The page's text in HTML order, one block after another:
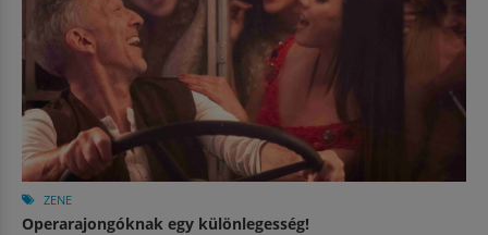
ZENE
Operarajongóknak egy különlegesség!